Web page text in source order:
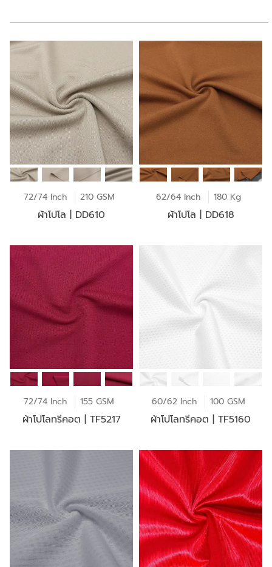
72/74 Inch 210 GSM
ผ้าโปโล | DD610
62/64 Inch 180 Kg
ผ้าโปโล | DD618
72/74 Inch 155 GSM
ผ้าโปโลทรีคอต | TF5217
60/62 Inch 100 GSM
ผ้าโปโลทรีคอต | TF5160